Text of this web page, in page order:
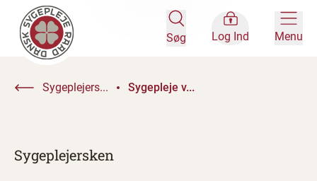
Søg Log Ind Menu
Sygeplejers... Sygepleje v...
Sygeplejersken